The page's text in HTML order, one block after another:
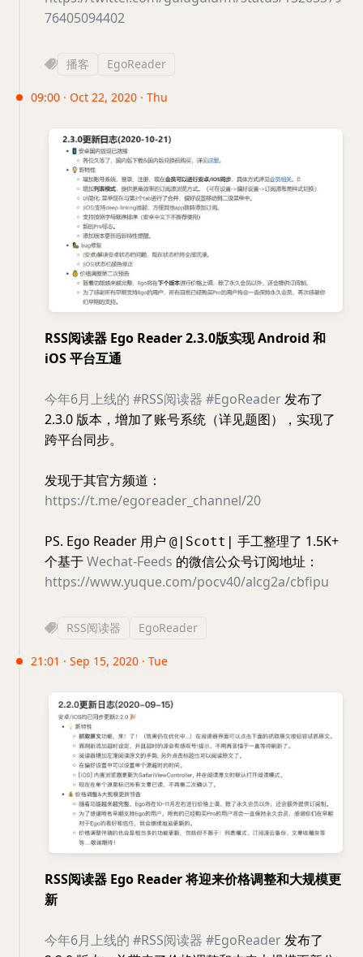
76405094402
播客 EgoReader
09:00 · Oct 22, 2020 · Thu
RSS阅读器 Ego Reader 2.3.0版实现 Android 和
iOS 平台互通
今年6月上线的 #RSS阅读器 #EgoReader发布了
2.3.0 版本，增加了账号系统（详见题图），实现了
跨平台同步。
发现于其官方频道：
https://t.me/egoreader_channel/20
PS. Ego Reader 用户 @|Scott|
手工整理了 1.5K+
个基于Wechat-Feeds 的微信公众号订阅地址：
https://www.yuque.com/pocv40/alcg2a/cbfipu
RSS阅读器 EgoReader
21:01 · Sep 15, 2020 · Tue
RSS阅读器 Ego Reader 将迎来价格调整和大规模更
新
今年6月上线的 #RSS阅读器 #EgoReader发布了